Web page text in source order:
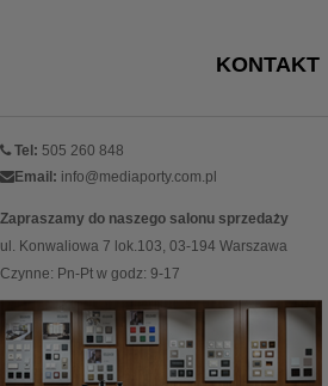
KONTAKT
Tel: 505 260 848
Email: info@mediaporty.com.pl
Zapraszamy do naszego salonu sprzedaży
ul. Konwaliowa 7 lok.103, 03-194 Warszawa
Czynne: Pn-Pt w godz: 9-17